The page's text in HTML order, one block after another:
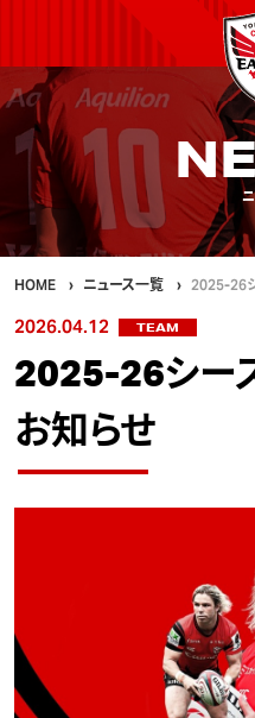
HOME ニュース一覧 2025-26
2026.04.12 TEAM
2025-26シー
お知らせ